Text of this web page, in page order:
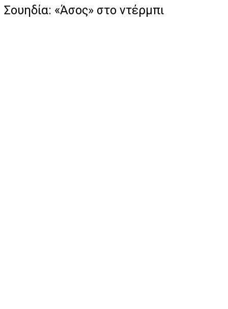
Σουηδία: «Άσος» στο ντέρμπι